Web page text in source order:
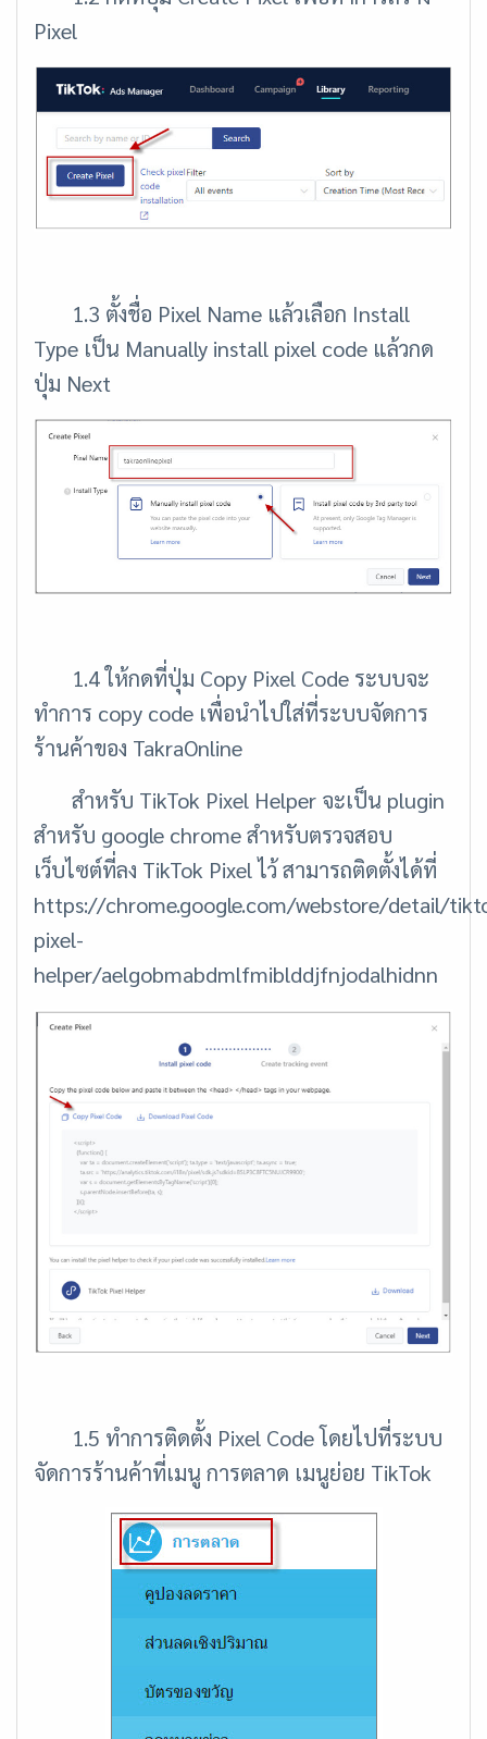
Pixel
1.3 ตั้งชื่อ Pixel Name แล้วเลือก Install
Type เป็น Manually install pixel code แล้วกด
ปุ่ม Next
1.4 ให้กดที่ปุ่ม Copy Pixel Code ระบบจะ
ทำการ copy code เพื่อนำไปใส่ที่ระบบจัดการ
ร้านค้าของ TakraOnline
สำหรับ TikTok Pixel Helper จะเป็น plugin
สำหรับ google chrome สำหรับตรวจสอบ
เว็บไซต์ที่ลง TikTok Pixel ไว้ สามารถติดตั้งได้ที่
https://chrome.google.com/webstore/detail/
pixel-
helper/aelgobmabdmlfmiblddjfnjodalhidnn
1.5 ทำการติดตั้ง Pixel Code โดยไปที่ระบบ
จัดการร้านค้าที่เมนู การตลาด เมนูย่อย TikTok